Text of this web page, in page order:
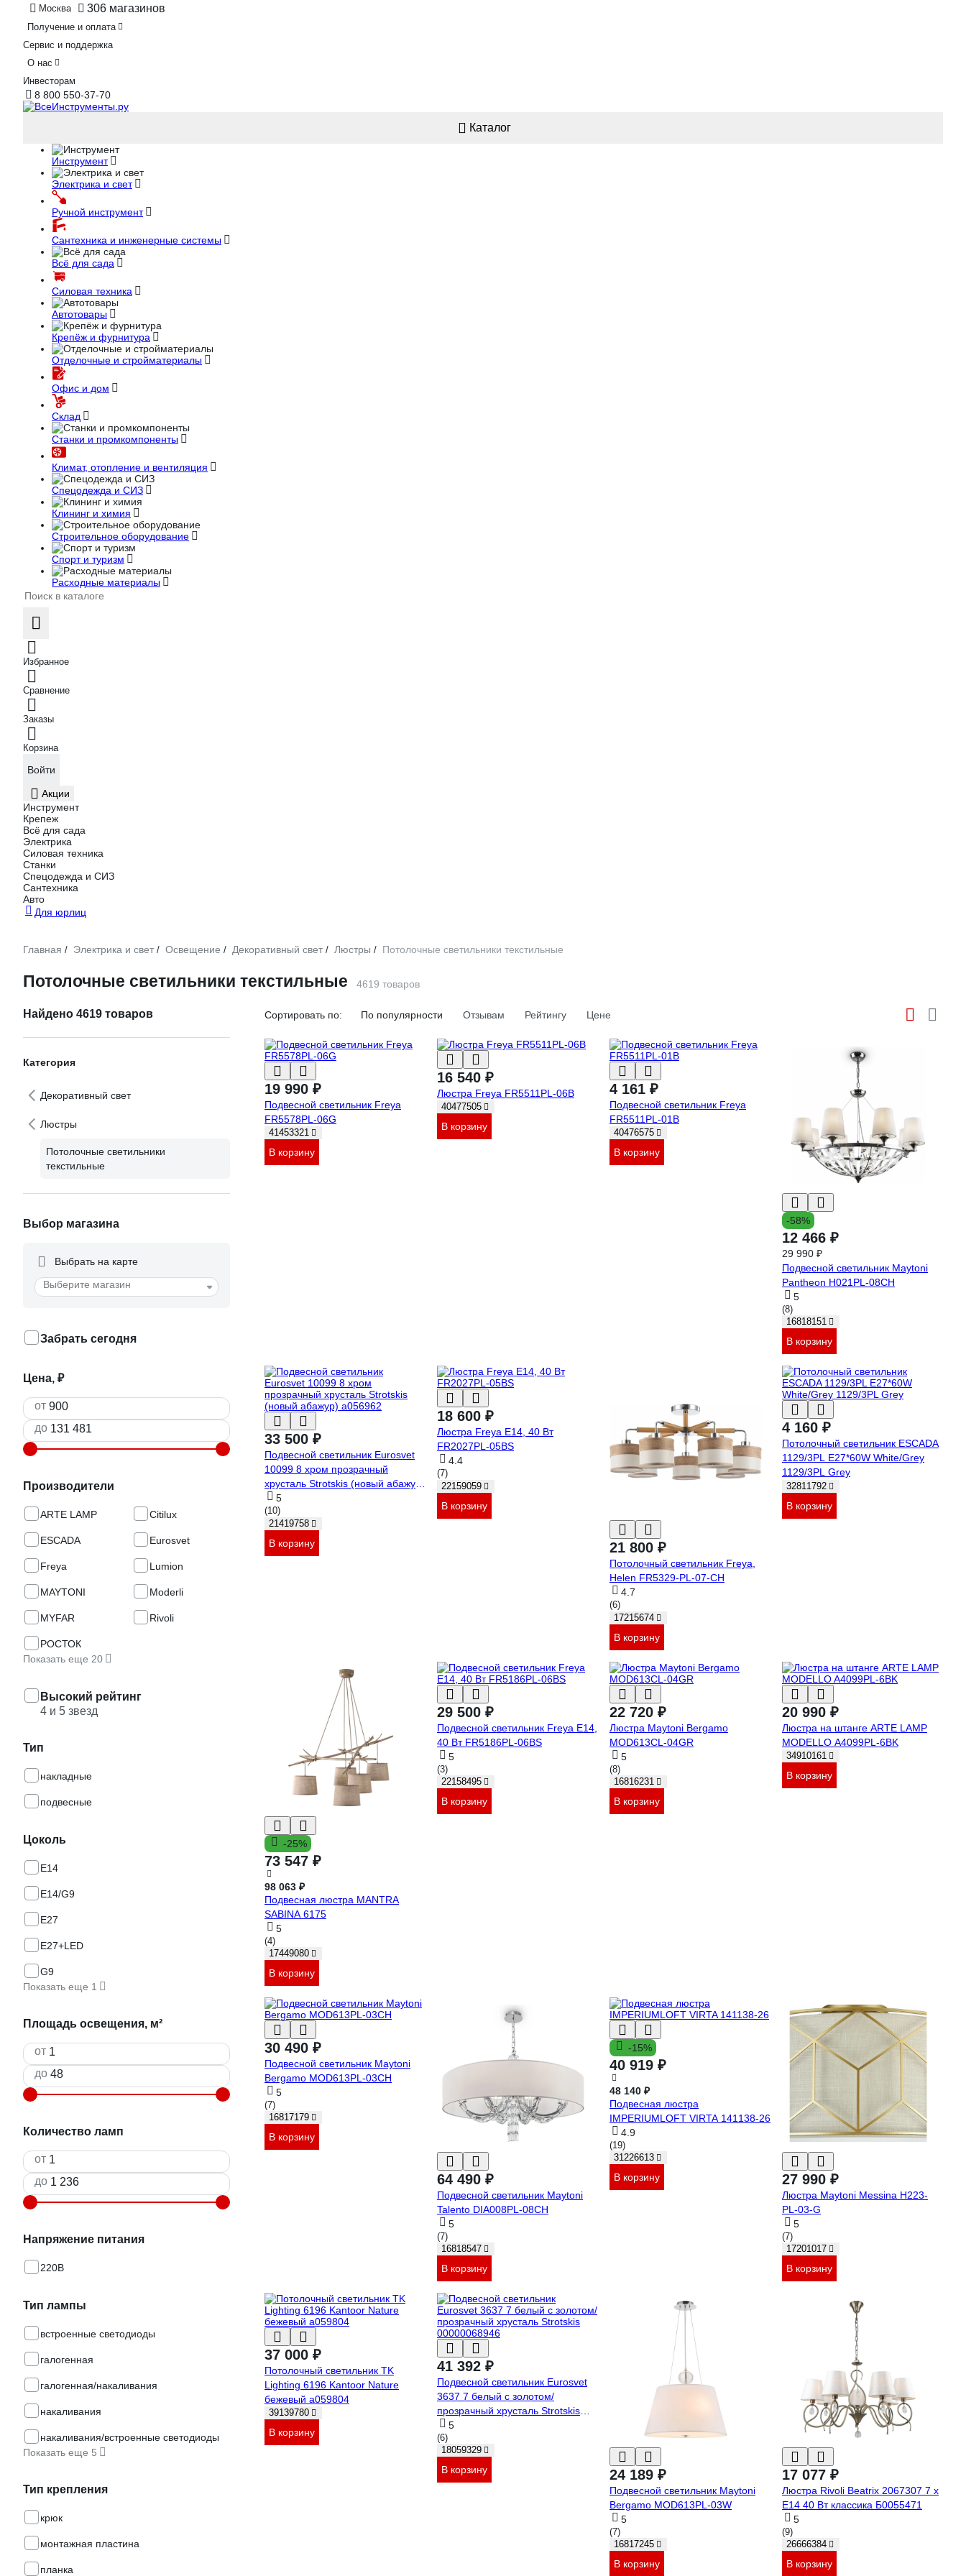
Москва 306 магазинов
Получение и оплата
Сервис и поддержка
О нас
Инвесторам
8 800 550-37-70
Каталог
Инструмент
Электрика и свет
Ручной инструмент
Сантехника и инженерные системы
Всё для сада
Силовая техника
Автотовары
Крепёж и фурнитура
Отделочные и стройматериалы
Офис и дом
Склад
Станки и промкомпоненты
Климат, отопление и вентиляция
Спецодежда и СИЗ
Клининг и химия
Строительное оборудование
Спорт и туризм
Расходные материалы
Избранное
Сравнение
Заказы
Корзина
Войти
Акции
Инструмент
Крепеж
Всё для сада
Электрика
Силовая техника
Станки
Спецодежда и СИЗ
Сантехника
Авто
Для юрлиц
Главная / Электрика и свет / Освещение / Декоративный свет / Люстры / Потолочные светильники текстильные
Потолочные светильники текстильные 4619 товаров
Найдено 4619 товаров
Категория
Декоративный свет
Люстры
Потолочные светильники
текстильные
Выбор магазина
Выбрать на карте
Выберите магазин
Забрать сегодня
Цена, ₽
от
до
Производители
ARTE LAMP Citilux
ESCADA Eurosvet
Freya Lumion
MAYTONI Moderli
MYFAR Rivoli
РОСТОК
Показать еще 20
Высокий рейтинг
4 и 5 звезд
Тип
накладные
подвесные
Цоколь
E14
E14/G9
E27
E27+LED
G9
Показать еще 1
Площадь освещения, м²
от
до
Количество ламп
от
до
Напряжение питания
220В
Тип лампы
встроенные светодиоды
галогенная
галогенная/накаливания
накаливания
накаливания/встроенные светодиоды
Показать еще 5
Тип крепления
крюк
монтажная пластина
планка
Сортировать по: По популярности Отзывам Рейтингу Цене
19 990 ₽
Подвесной светильник Freya
FR5578PL-06G
41453321
В корзину
16 540 ₽
Люстра Freya FR5511PL-06B
40477505
В корзину
4 161 ₽
Подвесной светильник Freya
FR5511PL-01B
40476575
В корзину
-58%
12 466 ₽
29 990 ₽
Подвесной светильник Maytoni
Pantheon H021PL-08CH
5
(8)
16818151
В корзину
33 500 ₽
Подвесной светильник Eurosvet
10099 8 хром прозрачный
хрусталь Strotskis (новый абажур)
a056962
5
(10)
21419758
В корзину
18 600 ₽
Люстра Freya E14, 40 Вт
FR2027PL-05BS
4.4
(7)
22159059
В корзину
21 800 ₽
Потолочный светильник Freya,
Helen FR5329-PL-07-CH
4.7
(6)
17215674
В корзину
4 160 ₽
Потолочный светильник ESCADA
1129/3PL E27*60W White/Grey
1129/3PL Grey
32811792
В корзину
-25%
73 547 ₽
98 063 ₽
Подвесная люстра MANTRA
SABINA 6175
5
(4)
17449080
В корзину
29 500 ₽
Подвесной светильник Freya E14,
40 Вт FR5186PL-06BS
5
(3)
22158495
В корзину
22 720 ₽
Люстра Maytoni Bergamo
MOD613CL-04GR
5
(8)
16816231
В корзину
20 990 ₽
Люстра на штанге ARTE LAMP
MODELLO A4099PL-6BK
34910161
В корзину
30 490 ₽
Подвесной светильник Maytoni
Bergamo MOD613PL-03CH
5
(7)
16817179
В корзину
64 490 ₽
Подвесной светильник Maytoni
Talento DIA008PL-08CH
5
(7)
16818547
В корзину
-15%
40 919 ₽
48 140 ₽
Подвесная люстра
IMPERIUMLOFT VIRTA 141138-26
4.9
(19)
31226613
В корзину 27 990 ₽
Люстра Maytoni Messina H223-
PL-03-G
5
(7)
17201017
В корзину
37 000 ₽
Потолочный светильник TK
Lighting 6196 Kantoor Nature
бежевый a059804
39139780
В корзину
41 392 ₽
Подвесной светильник Eurosvet
3637 7 белый с золотом/
прозрачный хрусталь Strotskis
00000068946
5
(6)
18059329
В корзину 24 189 ₽
Подвесной светильник Maytoni
Bergamo MOD613PL-03W
5
(7)
16817245
В корзину
17 077 ₽
Люстра Rivoli Beatrix 2067307 7 х
Е14 40 Вт классика Б0055471
5
(9)
26666384
В корзину